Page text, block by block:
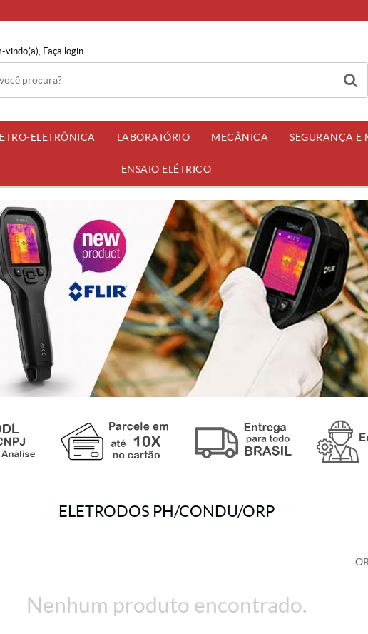
vindo(a), Faça login
ELETRÔNICA LABORATÓRIO MECÂNICA SEGURANÇA E
ENSAIO ELÉTRICO
ELETRODOS PH/CONDU/ORP
Nenhum produto encontrado.